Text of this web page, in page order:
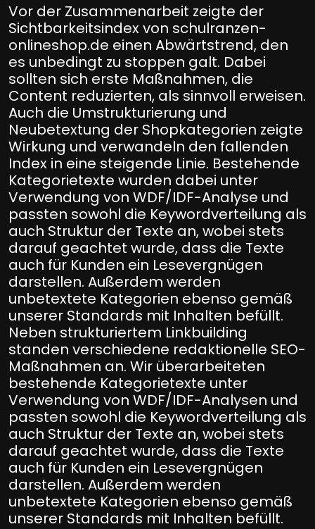
Vor der Zusammenarbeit zeigte der
Sichtbarkeitsindex von schulranzen-
onlineshop.de einen Abwärtstrend, den
es unbedingt zu stoppen galt. Dabei
sollten sich erste Maßnahmen, die
Content reduzierten, als sinnvoll erweisen.
Auch die Umstrukturierung und
Neubetextung der Shopkategorien zeigte
Wirkung und verwandeln den fallenden
Index in eine steigende Linie. Bestehende
Kategorietexte wurden dabei unter
Verwendung von WDF/IDF-Analyse und
passten sowohl die Keywordverteilung als
auch Struktur der Texte an, wobei stets
darauf geachtet wurde, dass die Texte
auch für Kunden ein Lesevergnügen
darstellen. Außerdem werden
unbetextete Kategorien ebenso gemäß
unserer Standards mit Inhalten befüllt.
Neben strukturiertem Linkbuilding
standen verschiedene redaktionelle SEO-
Maßnahmen an. Wir überarbeiteten
bestehende Kategorietexte unter
Verwendung von WDF/IDF-Analysen und
passten sowohl die Keywordverteilung als
auch Struktur der Texte an, wobei stets
darauf geachtet wurde, dass die Texte
auch für Kunden ein Lesevergnügen
darstellen. Außerdem werden
unbetextete Kategorien ebenso gemäß
unserer Standards mit Inhalten befüllt.